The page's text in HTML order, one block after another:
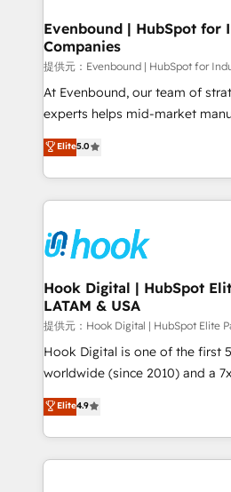
Agent Creation 🔄 Custom
Migration Why 1406 We become part of your team.
Your team learns while we
broke. Built for mid-market
solutions that work with your
HubSpot partners 🔄 Top 5%
retention 📅 8+ years of
move beyond spreadsheets
that drive real business results.
Evenbound | HubSpot for
Companies
提供元：Evenbound | HubSpot for
At Evenbound, our team of
experts helps mid-market
achieve real growth. We
tailored solutions that drive
HubSpot’s platform and data
Technical Solutions: - HubSpot Technical Consulting -
Onboarding - Data Migration & Integrations -
Technical Audit & Optimization Strategic Solutions: -
Revenue Operations - Inbound
Outbound Marketing - HubSpot
Design & Development We empower our clients to
reach their full potential by
relationship-driven support. With over 300 HubSpot
technical know-how and
need to succeed.
Elite5.0
Hook Digital | HubSpot
LATAM & USA
提供元：Hook Digital | HubSpot Elite
Hook Digital is one of the first
worldwide (since 2010) and a
Elite Partner. With 500+ projects
Brazil, and LATAM, we combine
regional experience. Today, we
HubSpot Elite Partner—trusted
Elite4.9